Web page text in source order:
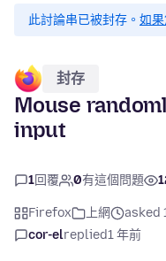
此討論串已被封存。 如
封存
Mouse
input
1回覆 0有這個問題
Firefox 上網
asked
cor-elreplied1 年前